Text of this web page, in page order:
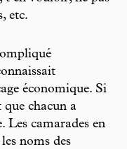
etc.
économique. Si
que chacun a
Les camarades en
noms des